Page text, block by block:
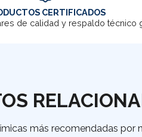
CERTIFICADOS
de calidad y respaldo técnico
más recomendadas por